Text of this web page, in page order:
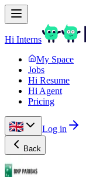
Hi Interns
My Space
Jobs
Hi Resume
Hi Agent
Pricing
Log in
Back